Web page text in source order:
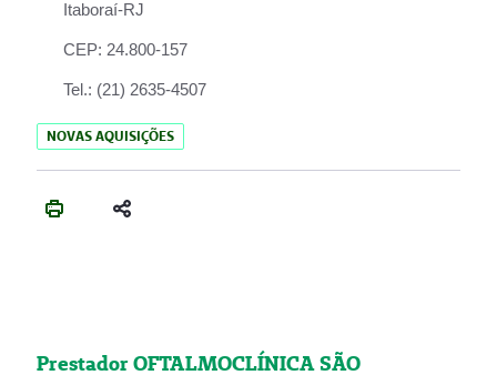
Itaboraí-RJ
CEP: 24.800-157
Tel.: (21) 2635-4507
NOVAS AQUISIÇÕES
Prestador OFTALMOCLÍNICA SÃO